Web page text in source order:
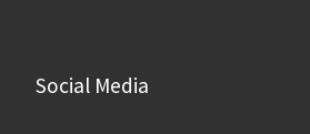
Social Media